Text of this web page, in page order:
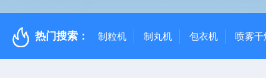
热门搜索： 制粒机 制丸机 包衣机 喷雾干